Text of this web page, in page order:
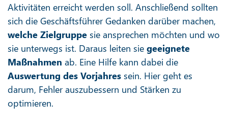
Aktivitäten erreicht werden soll. Anschließend sollten
sich die Geschäftsführer Gedanken darüber machen,
welche Zielgruppe sie ansprechen möchten und wo
sie unterwegs ist. Daraus leiten sie geeignete
Maßnahmen ab. Eine Hilfe kann dabei die
Auswertung des Vorjahres sein. Hier geht es
darum, Fehler auszubessern und Stärken zu
optimieren.